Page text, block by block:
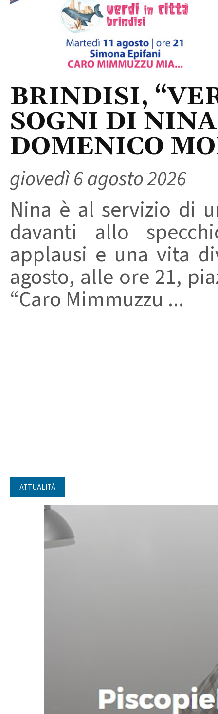
BRINDISI,
SOGNI DI
DOMENICO
giovedì 6 agosto 2026
Nina è al servizio di
davanti allo
applausi e una vita
agosto, alle ore 21,
“Caro Mimmuzzu ...
ATTUALITÀ